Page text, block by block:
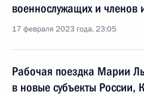
военнослужащих и членов
17 февраля 2023 года, 23:05
Рабочая поездка Марии
в новые субъекты России,